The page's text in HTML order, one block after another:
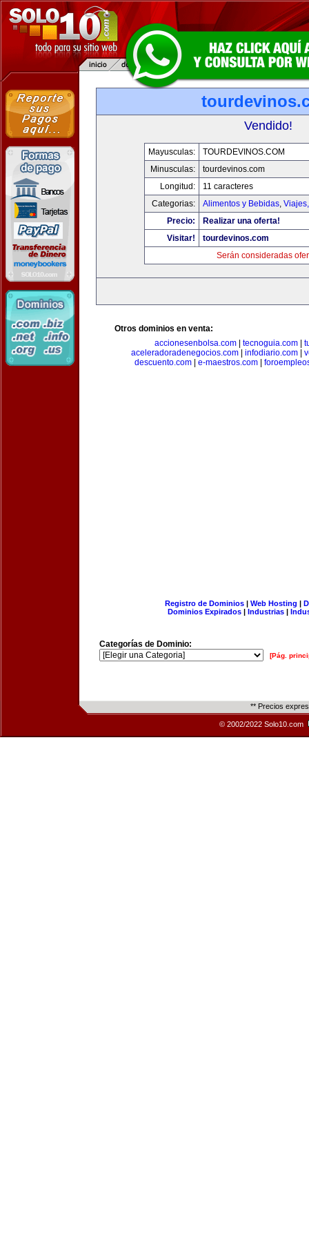
Vendido!
Mayusculas:
TOURDEVINOS.COM
Minusculas:
tourdevinos.com
Longitud:
11 caracteres
Categorias:
Alimentos y Bebidas,
Precio:
Realizar una oferta!
Visitar!
tourdevinos.com
Serán consideradas
Otros dominios en venta:
accionesenbolsa.com
tecnoguia.com
aceleradoradenegocios.com| infodiario.com|
descuento.com
e-maestros.com
Registro de Dominios| Web Hosting |
Dominios Expirados | Industrias |
Categorías de Dominio:
[Pág.
** Precios
© 2002/2022 Solo10.com